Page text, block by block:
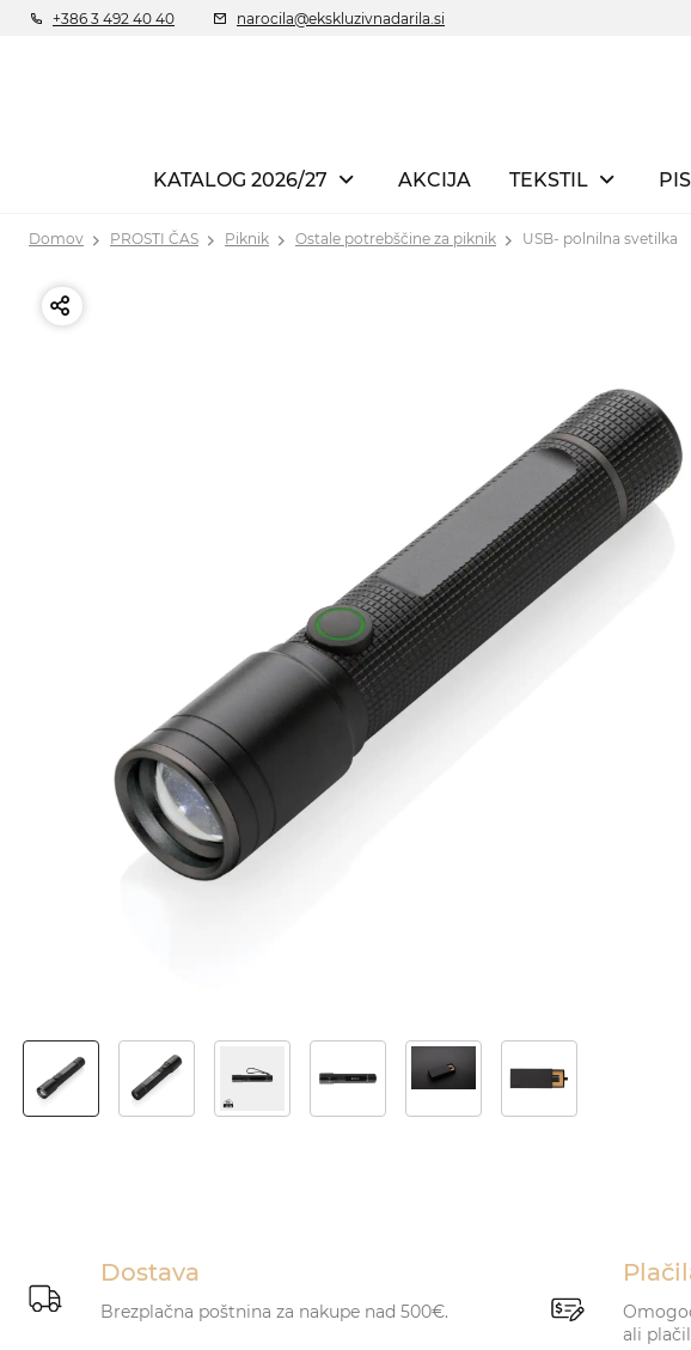
+386 3 492 40 40 narocila@ekskluzivnadarila.si
KATALOG 2026/27 AKCIJA TEKSTIL
Domov PROSTI ČAS Piknik Ostale potrebščine za piknik USB- polnilna svetilka
Dostava
Brezplačna poštnina za nakupe nad 500€.
ali